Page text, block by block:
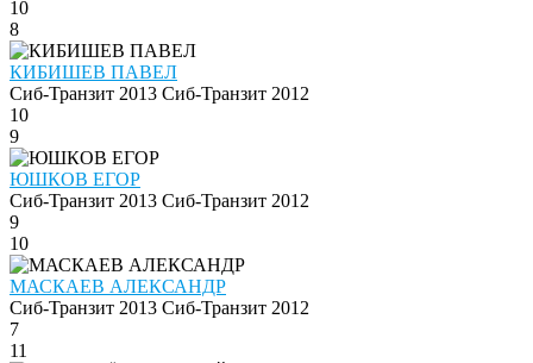
10
8
КИБИШЕВ ПАВЕЛ
Сиб-Транзит 2013 Сиб-Транзит 2012
10
9
ЮШКОВ ЕГОР
Сиб-Транзит 2013 Сиб-Транзит 2012
9
10
МАСКАЕВ АЛЕКСАНДР
Сиб-Транзит 2013 Сиб-Транзит 2012
7
11